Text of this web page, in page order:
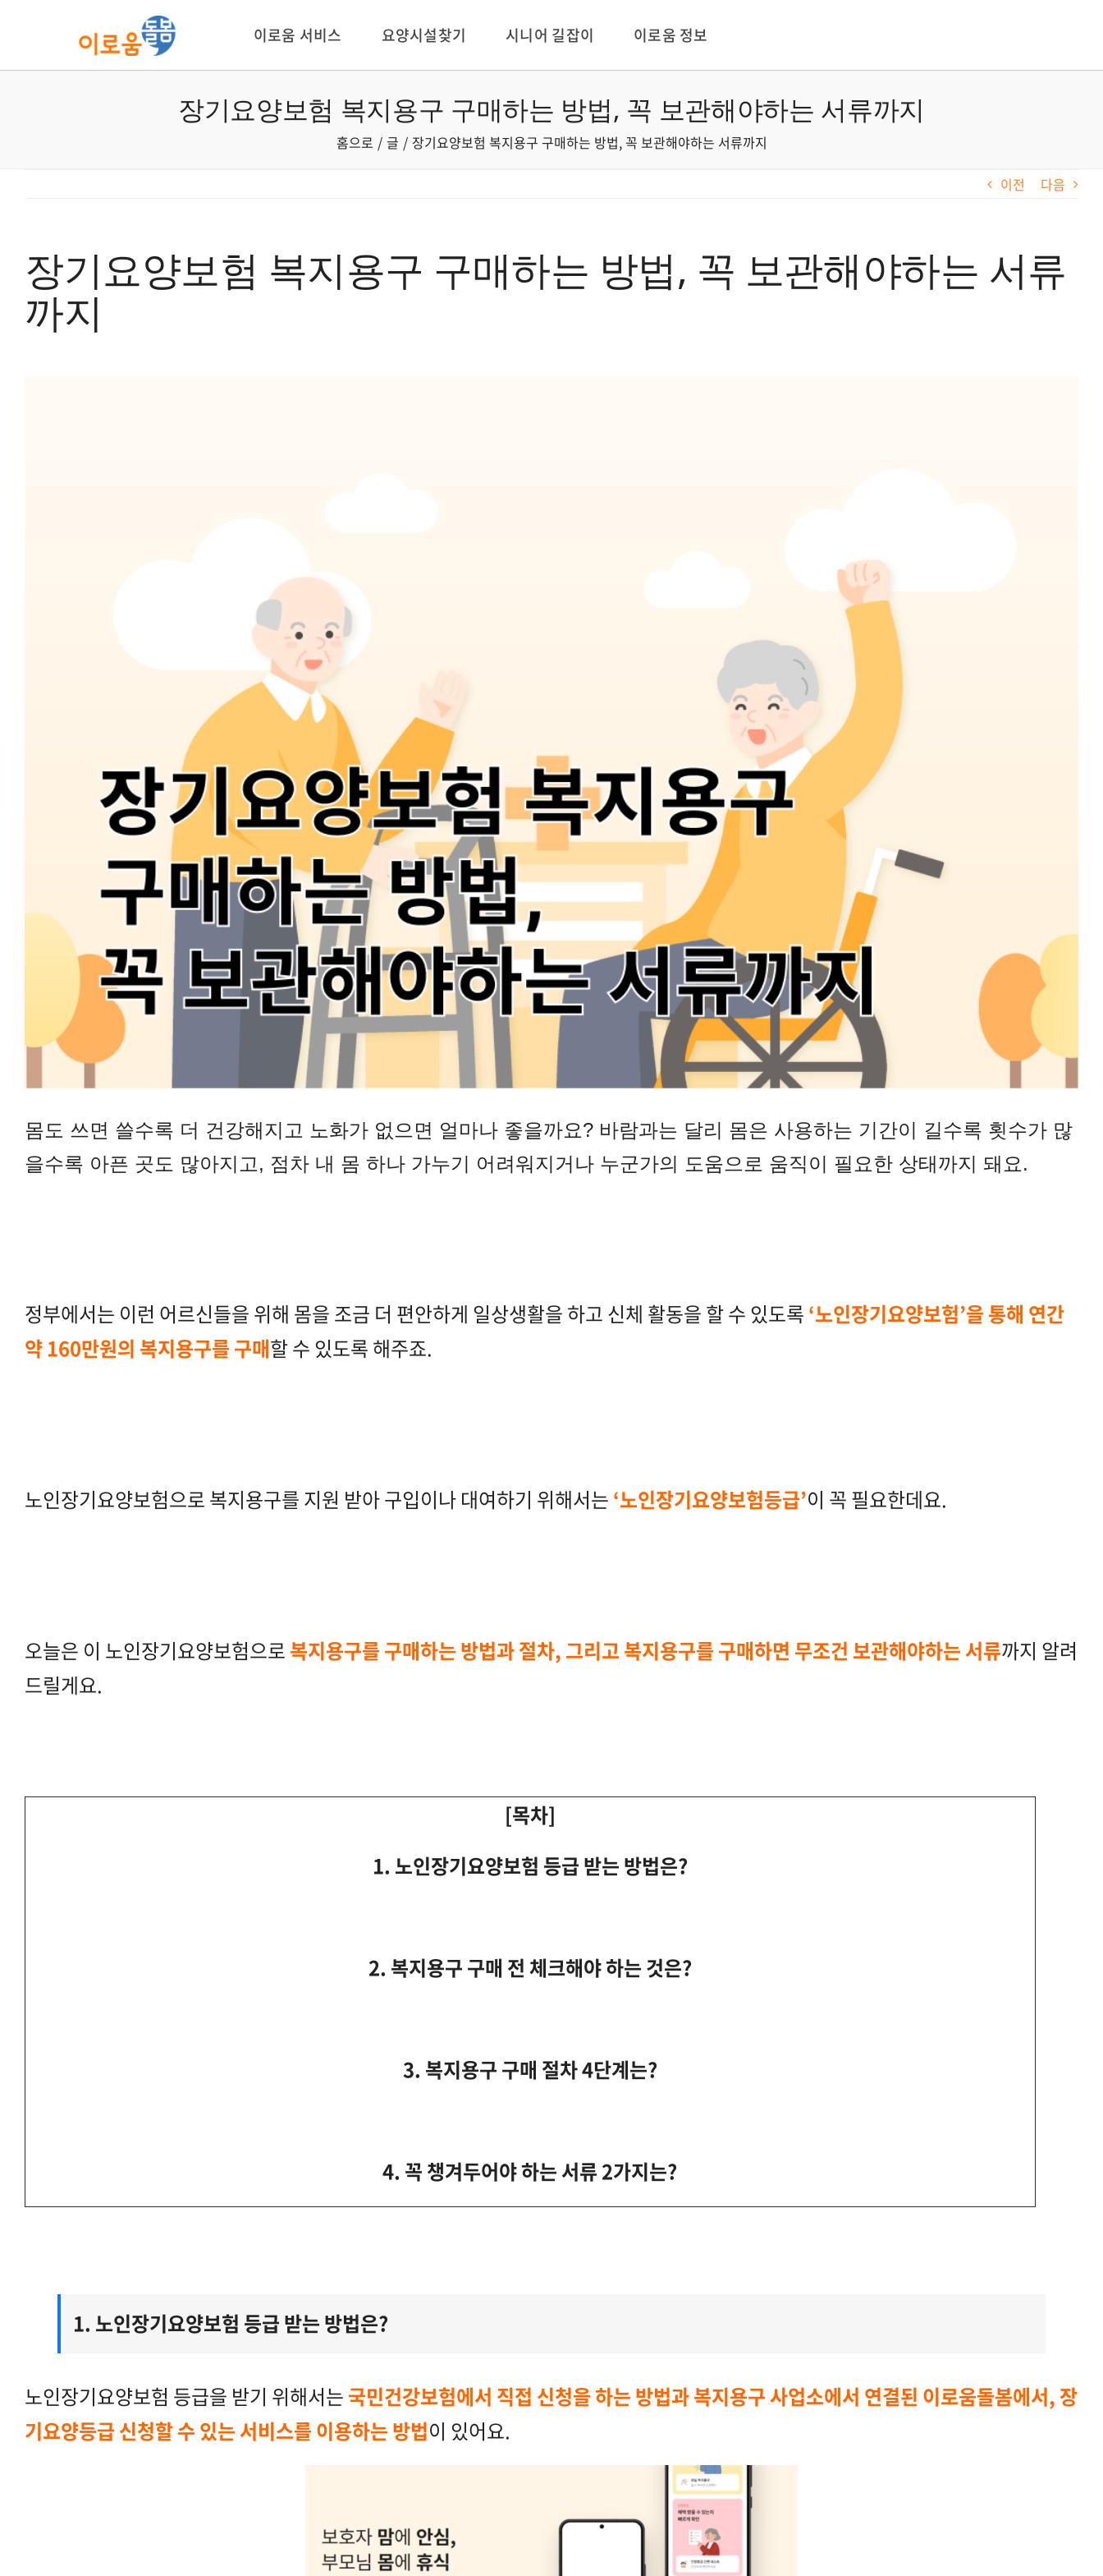
로
이로움 서비스 요양시설찾기 시니어 길잡이 이로움 정보
장기요양보험 복지용구 구매하는 방법, 꼭 보관해야하는 서류까지
홈으로 글 장기요양보험 복지용구 구매하는 방법, 꼭 보관해야하는 서류까지
이전 다음
장기요양보험 복지용구 구매하는 방법, 꼭 보관해야하는 서류
까지
몸도 쓰면 쓸수록 더 건강해지고 노화가 없으면 얼마나 좋을까요? 바람과는 달리 몸은 사용하는 기간이 길수록 횟수가 많
을수록 아픈 곳도 많아지고, 점차 내 몸 하나 가누기 어려워지거나 누군가의 도움으로 움직이 필요한 상태까지 돼요.
정부에서는 이런 어르신들을 위해 몸을 조금 더 편안하게 일상생활을 하고 신체 활동을 할 수 있도록‘노인장기요양보험’을 통해 연간
약 160만원의 복지용구를 구매할 수 있도록 해주죠.
노인장기요양보험으로 복지용구를 지원 받아 구입이나 대여하기 위해서는‘노인장기요양보험등급’이 꼭 필요한데요.
오늘은 이 노인장기요양보험으로복지용구를 구매하는 방법과 절차, 그리고 복지용구를 구매하면 무조건 보관해야하는 서류까지 알려
드릴게요.
[목차]
1. 노인장기요양보험 등급 받는 방법은?
2. 복지용구 구매 전 체크해야 하는 것은?
3. 복지용구 구매 절차 4단계는?
4. 꼭 챙겨두어야 하는 서류 2가지는?
1. 노인장기요양보험 등급 받는 방법은?
노인장기요양보험 등급을 받기 위해서는국민건강보험에서 직접 신청을 하는 방법과 복지용구 사업소에서 연결된 이로움돌봄에서, 장
기요양등급 신청할 수 있는 서비스를 이용하는 방법이 있어요.